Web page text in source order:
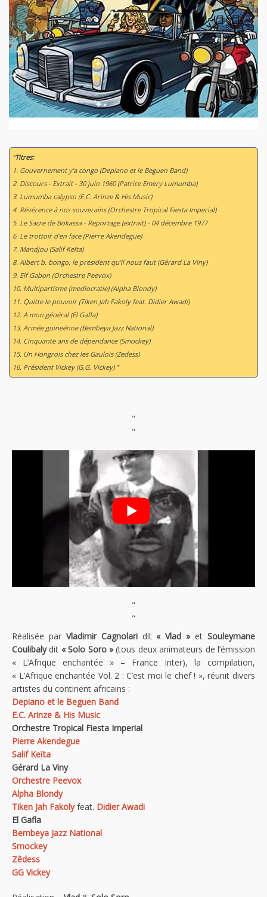
“Titres:
1. Gouvernement y'a congo (Depiano et le Beguen Band)
2. Discours - Extrait - 30 juin 1960 (Patrice Emery Lumumba)
3. Lumumba calypso (E.C. Arinze & His Music)
4. Révérence à nos souverains (Orchestre Tropical Fiesta Imperial)
5. Le Sacre de Bokassa - Reportage (extrait) - 04 décembre 1977
6. Le trottoir d'en face (Pierre Akendegue)
7. Mandjou (Salif Keïta)
8. Albert b. bongo, le president qu'il nous faut (Gérard La Viny)
9. Elf Gabon (Orchestre Peevox)
10. Multipartisme (mediocratie) (Alpha Blondy)
11. Quitte le pouvoir (Tiken Jah Fakoly feat. Didier Awadi)
12. A mon général (El Gafla)
13. Armée guineénne (Bembeya Jazz National)
14. Cinquante ans de dépendance (Smockey)
15. Un Hongrois chez les Gaulois (Zedess)
16. Président Vickey (G.G. Vickey) ”
"
"
"
"
Réalisée par Vladimir Cagnolaridit « Vlad » etSouleymane
Coulibalydit « Solo Soro » (tous deux animateurs de l’émission
« L’Afrique enchantée » – France Inter), la compilation,
« L’Afrique enchantée Vol. 2 : C’est moi le chef ! », réunit divers
artistes du continent africains :
Depiano et le Beguen Band
E.C. Arinze & His Music
Orchestre Tropical Fiesta Imperial
Pierre Akendegue
Salif Keïta
Gérard La Viny
Orchestre Peevox
Alpha Blondy
Tiken Jah Fakolyfeat. Didier Awadi
El Gafla
Bembeya Jazz National
Smockey
Zêdess
GG Vickey